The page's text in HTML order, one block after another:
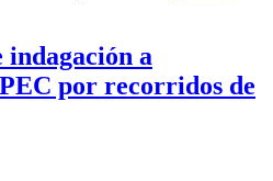
a
por recorridos de